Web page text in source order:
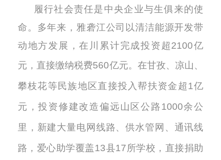
履行社会责任是中央企业与生俱来的使
命。多年来，雅砻江公司以清洁能源开发带
动地方发展 ，在川累计完成投资超2100亿
元，直接缴纳税费560亿元。 在甘孜、凉山、
攀枝花等民族地区直接投入帮扶资金超1亿
元，投资修建改造偏远山区公路1000余公
里 ， 新建大量电网线路、供水管网 、 通讯线
路， 爱心助学覆盖13县17所学校，直接捐助